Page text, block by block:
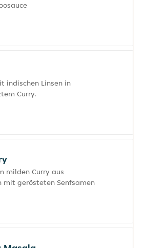
indischen Linsen in
Curry.
milden Curry aus
mit gerösteten Senfsamen